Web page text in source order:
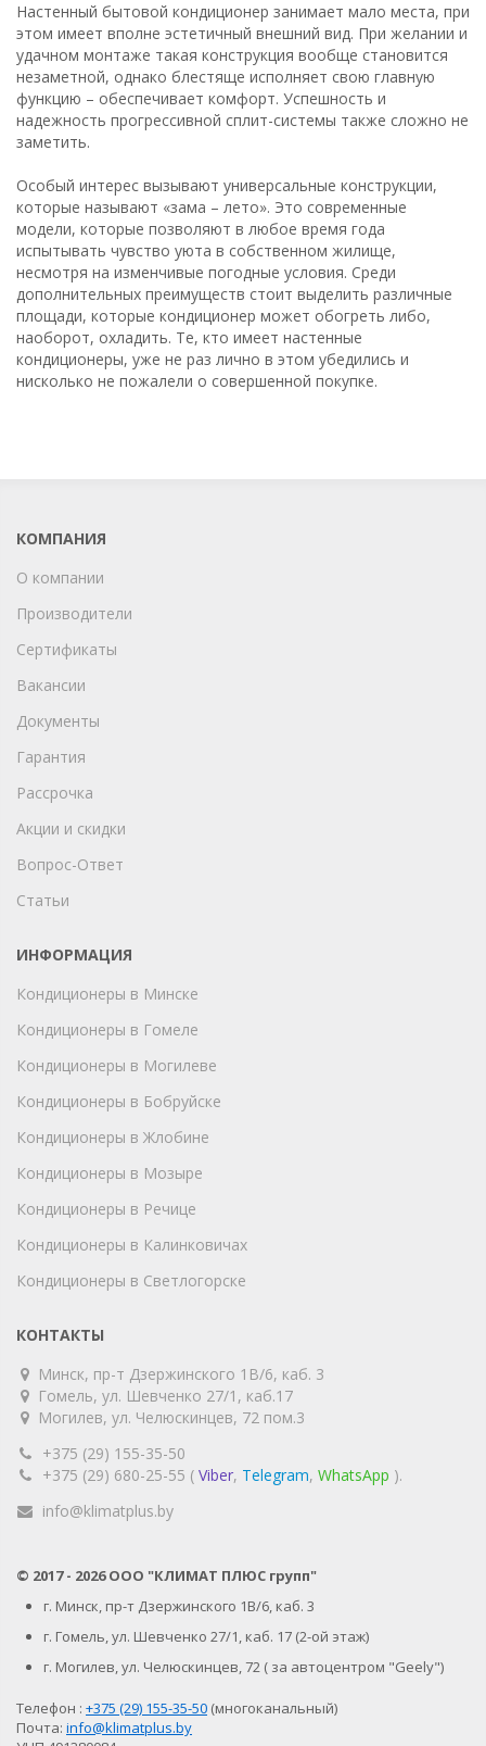
Настенный бытовой кондиционер занимает мало места, при
этом имеет вполне эстетичный внешний вид. При желании и
удачном монтаже такая конструкция вообще становится
незаметной, однако блестяще исполняет свою главную
функцию – обеспечивает комфорт. Успешность и
надежность прогрессивной сплит-системы также сложно не
заметить.
Особый интерес вызывают универсальные конструкции,
которые называют «зама – лето». Это современные
модели, которые позволяют в любое время года
испытывать чувство уюта в собственном жилище,
несмотря на изменчивые погодные условия. Среди
дополнительных преимуществ стоит выделить различные
площади, которые кондиционер может обогреть либо,
наоборот, охладить. Те, кто имеет настенные
кондиционеры, уже не раз лично в этом убедились и
нисколько не пожалели о совершенной покупке.
КОМПАНИЯ
О компании
Производители
Сертификаты
Вакансии
Документы
Гарантия
Рассрочка
Акции и скидки
Вопрос-Ответ
Статьи
ИНФОРМАЦИЯ
Кондиционеры в Минске
Кондиционеры в Гомеле
Кондиционеры в Могилеве
Кондиционеры в Бобруйске
Кондиционеры в Жлобине
Кондиционеры в Мозыре
Кондиционеры в Речице
Кондиционеры в Калинковичах
Кондиционеры в Светлогорске
КОНТАКТЫ
Минск, пр-т Дзержинского 1В/6, каб. 3
Гомель, ул. Шевченко 27/1, каб.17
Могилев, ул. Челюскинцев, 72 пом.3
+375 (29) 155-35-50
+375 (29) 680-25-55 ( Viber, Telegram, WhatsApp ).
info@klimatplus.by
© 2017 - 2026ООО "КЛИМАТ ПЛЮС групп"
г. Минск, пр-т Дзержинского 1В/6, каб. 3
г. Гомель, ул. Шевченко 27/1, каб. 17 (2-ой этаж)
г. Могилев, ул. Челюскинцев, 72 ( за автоцентром "Geely")
Телефон : +375 (29) 155-35-50 (многоканальный)
Почта: info@klimatplus.by